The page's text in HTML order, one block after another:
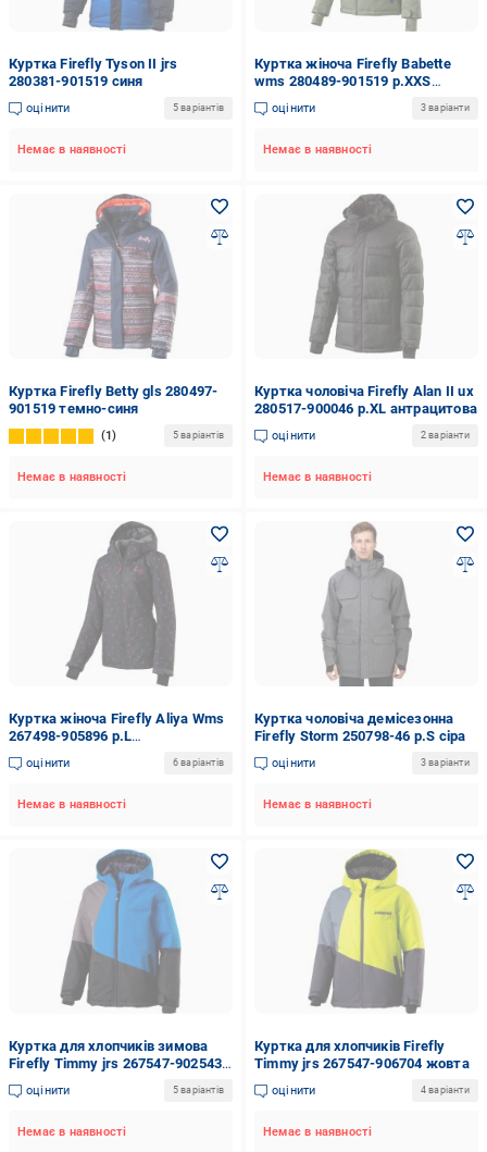
Куртка Firefly Tyson II jrs
280381-901519 синя
оцінити 5 варіантів
Немає в наявності
Куртка жіноча Firefly Babette
wms 280489-901519 р.XXS
різнокольорова
оцінити 3 варіанти
Немає в наявності
Куртка Firefly Betty gls 280497-
901519 темно-синя
1 5 варіантів
Немає в наявності
Куртка чоловіча Firefly Alan II ux
280517-900046 р.XL антрацитова
оцінити 2 варіанти
Немає в наявності
Куртка жіноча Firefly Aliya Wms
267498-905896 р.L
різнокольорова
оцінити 6 варіантів
Немає в наявності
Куртка чоловіча демісезонна
Firefly Storm 250798-46 р.S сіра
оцінити 3 варіанти
Немає в наявності
Куртка для хлопчиків зимова
Firefly Timmy jrs 267547-902543
синя
оцінити 5 варіантів
Немає в наявності
Куртка для хлопчиків Firefly
Timmy jrs 267547-906704 жовта
оцінити 4 варіанти
Немає в наявності